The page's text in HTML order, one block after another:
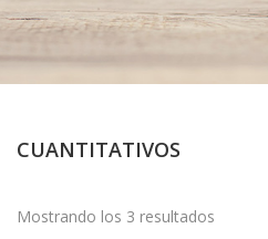
CUANTITATIVOS
Mostrando los 3 resultados